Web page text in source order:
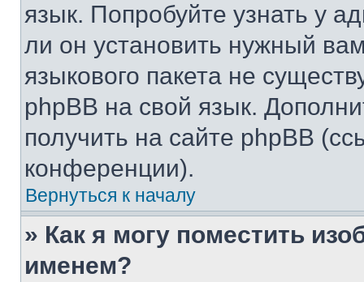
язык. Попробуйте узнать у
ли он установить нужный
языкового пакета не
phpBB на свой язык.
получить на сайте phpBB
конференции).
Вернуться к началу
» Как я могу поместить
именем?